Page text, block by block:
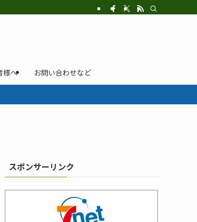
様へ お問い合わせなど
スポンサーリンク